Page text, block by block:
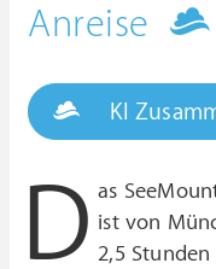
Anreise
KI
D as
ist von
2,5